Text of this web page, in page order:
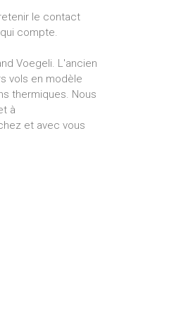
le contact
compte.
Voegeli. L'ancien
vols en modèle
thermiques. Nous
à
et avec vous